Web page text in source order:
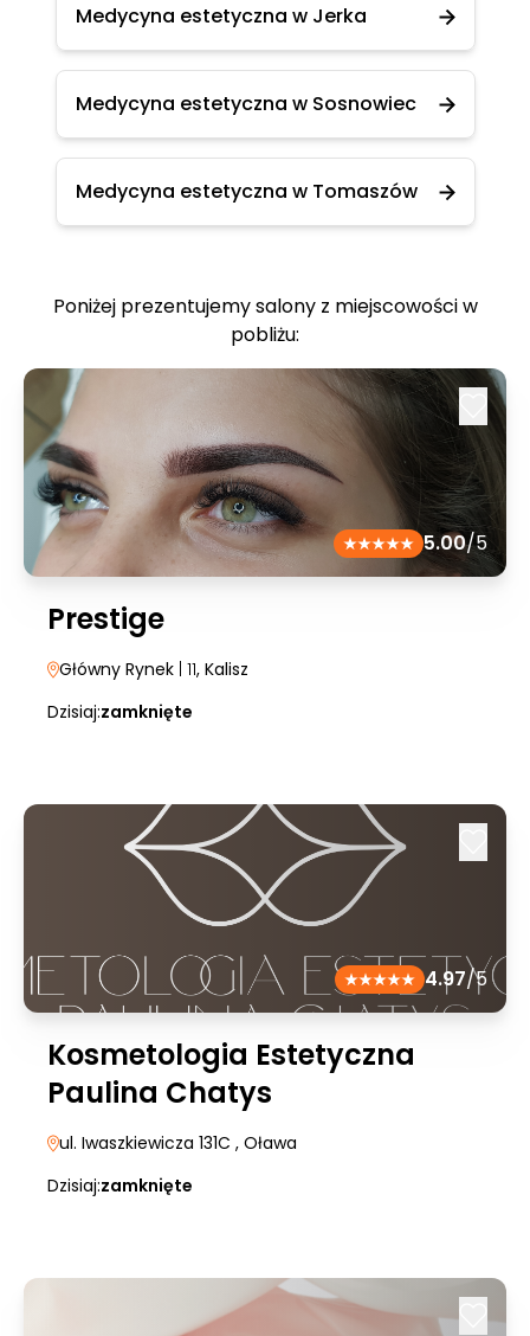
Medycyna estetyczna w Jerka
Medycyna estetyczna w Sosnowiec
Medycyna estetyczna w Tomaszów
Poniżej prezentujemy salony z miejscowości w
pobliżu:
5.00/5
Prestige
Główny Rynek | 11, Kalisz
Dzisiaj:zamknięte
4.97/5
Kosmetologia Estetyczna
Paulina Chatys
ul. Iwaszkiewicza 131C , Oława
Dzisiaj:zamknięte